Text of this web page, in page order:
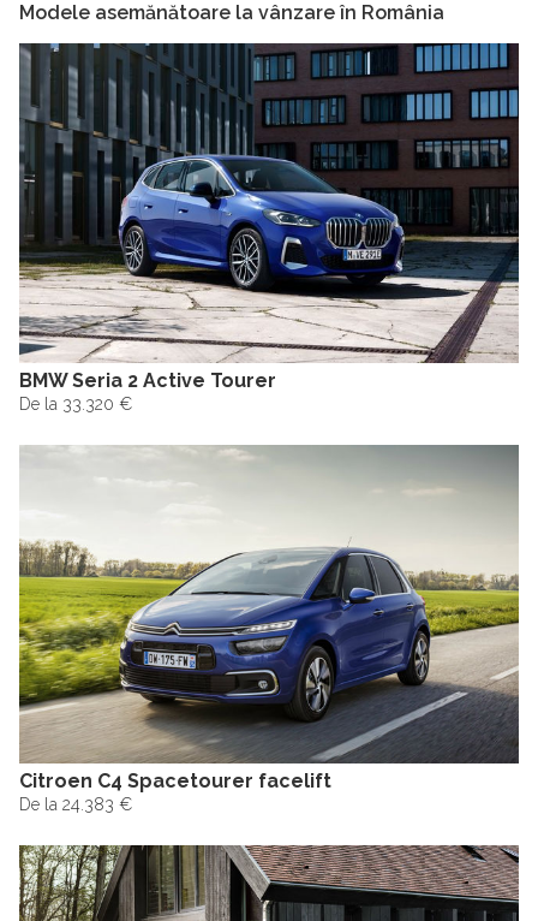
Modele asemănătoare la vânzare în România
BMW Seria 2 Active Tourer
De la 33.320 €
Citroen C4 Spacetourer facelift
De la 24.383 €